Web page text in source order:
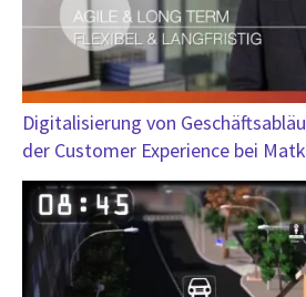
Digitalisierung von
der Customer Experience bei